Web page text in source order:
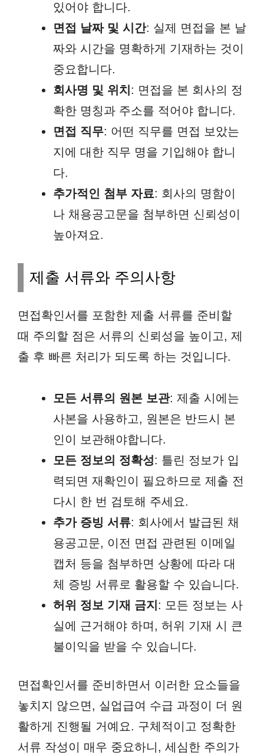
있어야 합니다.
면접 날짜 및 시간: 실제 면접을 본 날
짜와 시간을 명확하게 기재하는 것이
중요합니다.
회사명 및 위치: 면접을 본 회사의 정
확한 명칭과 주소를 적어야 합니다.
면접 직무: 어떤 직무를 면접 보았는
지에 대한 직무 명을 기입해야 합니
다.
추가적인 첨부 자료: 회사의 명함이
나 채용공고문을 첨부하면 신뢰성이
높아져요.
제출 서류와 주의사항
면접확인서를 포함한 제출 서류를 준비할
때 주의할 점은 서류의 신뢰성을 높이고, 제
출 후 빠른 처리가 되도록 하는 것입니다.
모든 서류의 원본 보관: 제출 시에는
사본을 사용하고, 원본은 반드시 본
인이 보관해야합니다.
모든 정보의 정확성: 틀린 정보가 입
력되면 재확인이 필요하므로 제출 전
다시 한 번 검토해 주세요.
추가 증빙 서류: 회사에서 발급된 채
용공고문, 이전 면접 관련된 이메일
캡처 등을 첨부하면 상황에 따라 대
체 증빙 서류로 활용할 수 있습니다.
허위 정보 기재 금지 : 모든 정보는 사
실에 근거해야 하며, 허위 기재 시 큰
불이익을 받을 수 있습니다.
면접확인서를 준비하면서 이러한 요소들을
놓치지 않으면, 실업급여 수급 과정이 더 원
활하게 진행될 거예요. 구체적이고 정확한
서류 작성이 매우 중요하니, 세심한 주의가